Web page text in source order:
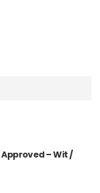
Approved – Wit /